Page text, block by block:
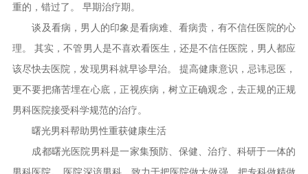
重的，错过了。 早期治疗期。
谈及看病，男人的印象是看病难、看病贵，有不信任医院的心
理。 其实，不管男人是不喜欢看医生，还是不信任医院，男人都应
该尽快去医院，发现男科就早诊早治。 提高健康意识，忌讳忌医，
更不要把痛苦埋在心底，正视疾病，树立正确观念，去正规的正规
男科医院接受科学规范的治疗。
曙光男科帮助男性重获健康生活
成都曙光医院男科是一家集预防、保健、治疗、科研于一体的